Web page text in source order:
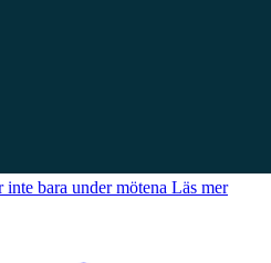
inte bara under mötena Läs mer